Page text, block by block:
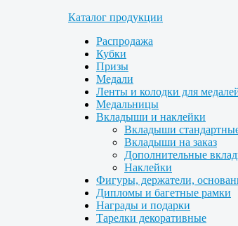
Каталог продукции
Распродажа
Кубки
Призы
Медали
Ленты и колодки для
Медальницы
Вкладыши и наклейки
Вкладыши
Вкладыши на заказ
Дополнительные
Наклейки
Фигуры, держатели,
Дипломы и багетные рамки
Награды и подарки
Тарелки декоративные